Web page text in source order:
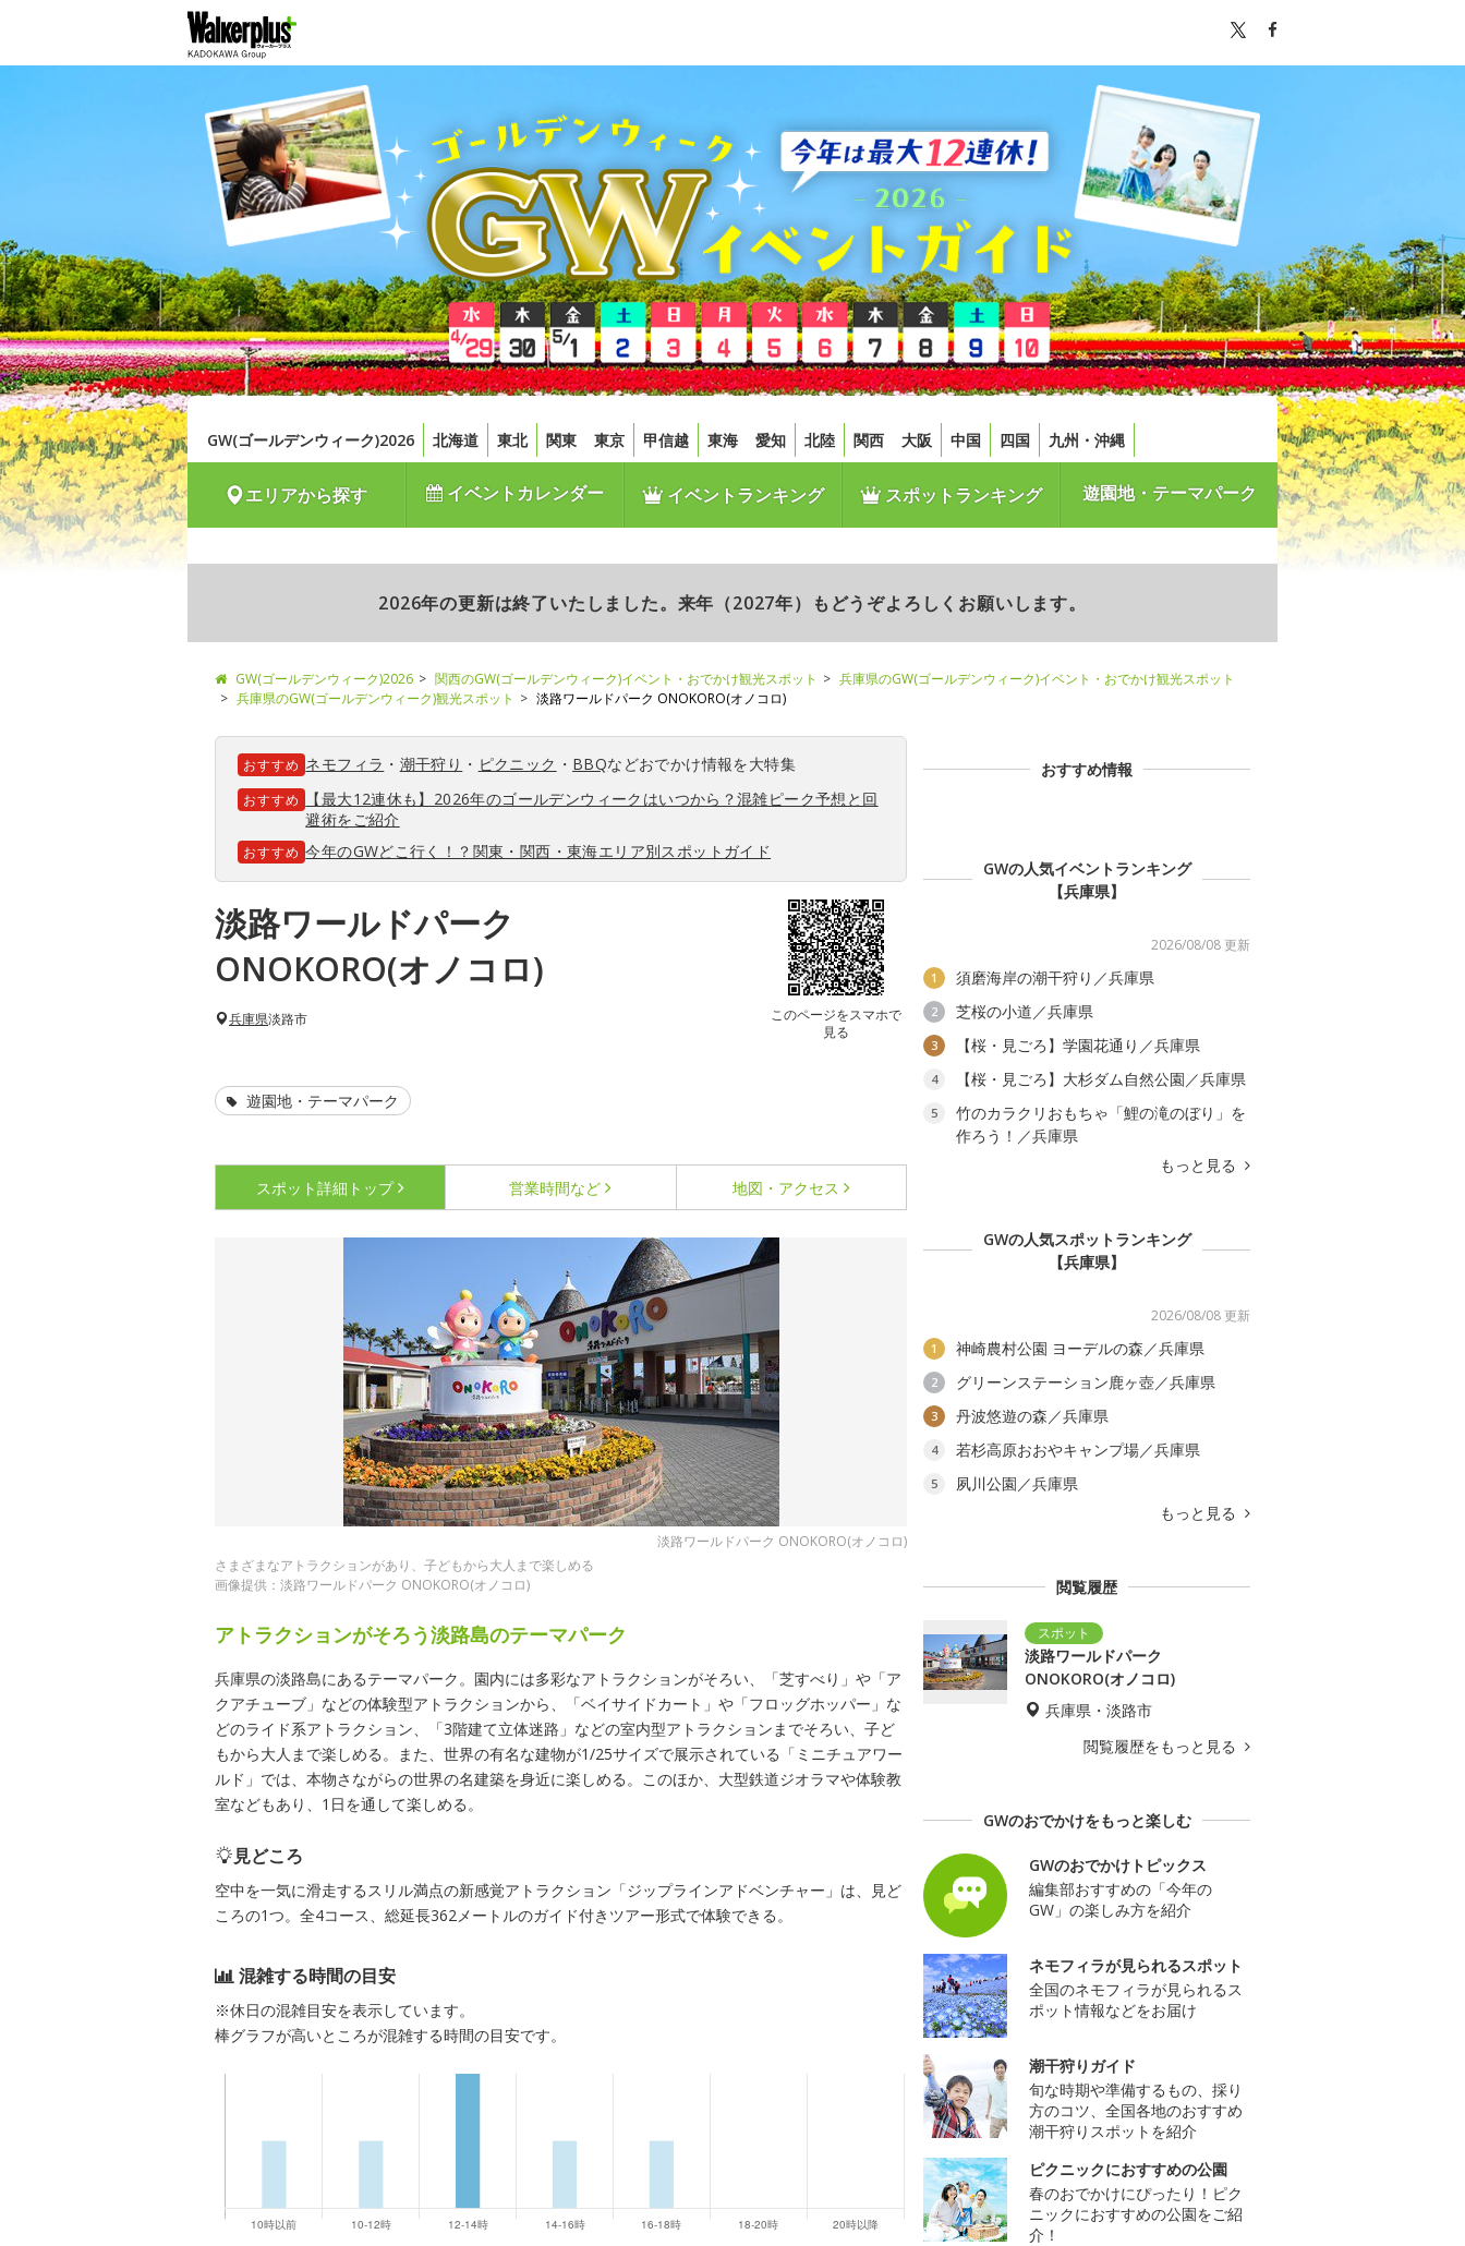
GW(ゴールデンウィーク)2026 北海道 東北 関東 東京 甲信越 東海 愛知 北陸 関西 大阪 中国 四国 九州・沖縄
エリアから探す イベントカレンダー イベントランキング スポットランキング 遊園地・テーマパーク
2026年の更新は終了いたしました。来年（2027年）もどうぞよろしくお願いします。
GW(ゴールデンウィーク)2026 関西のGW(ゴールデンウィーク)イベント・おでかけ観光スポット
兵庫県のGW(ゴールデンウィーク)イベント・おでかけ観光スポット
兵庫県のGW(ゴールデンウィーク)観光スポット
淡路ワールドパーク ONOKORO(オノコロ)
おすすめ ネモフィラ ・ 潮干狩り ・ ピクニック ・ BBQなどおでかけ情報を大特集
おすすめ
【最大12連休も】2026年のゴールデンウィークはいつから？混雑ピーク予想と回
避術をご紹介
おすすめ 今年のGWどこ行く！？関東・関西・東海エリア別スポットガイド
淡路ワールドパーク
ONOKORO(オノコロ)
このページをスマホで
見る
兵庫県淡路市
遊園地・テーマパーク
スポット詳細 トップ 営業時間など 地図・アクセス
淡路ワールドパーク ONOKORO(オノコロ)
さまざまなアトラクションがあり、子どもから大人まで楽しめる
画像提供：淡路ワールドパーク ONOKORO(オノコロ)
アトラクションがそろう淡路島のテーマパーク
兵庫県の淡路島にあるテーマパーク。園内には多彩なアトラクションがそろい、「芝すべり」や「ア
クアチューブ」などの体験型アトラクションから、「ベイサイドカート」や「フロッグホッパー」な
どのライド系アトラクション、「3階建て立体迷路」などの室内型アトラクションまでそろい、子ど
もから大人まで楽しめる。また、世界の有名な建物が1/25サイズで展示されている「ミニチュアワー
ルド」では、本物さながらの世界の名建築を身近に楽しめる。このほか、大型鉄道ジオラマや体験教
室などもあり、1日を通して楽しめる。
見どころ
空中を一気に滑走するスリル満点の新感覚アトラクション「ジップラインアドベンチャー」は、見ど
ころの1つ。全4コース、総延長362メートルのガイド付きツアー形式で体験できる。
混雑する時間の目安
※休日の混雑目安を表示しています。
棒グラフが高いところが混雑する時間の目安です。
おすすめ情報
GWの人気イベントランキング
【兵庫県】
2026/08/08 更新
1 須磨海岸の潮干狩り／兵庫県
2 芝桜の小道／兵庫県
3 【桜・見ごろ】学園花通り／兵庫県
4 【桜・見ごろ】大杉ダム自然公園／兵庫県
5
竹のカラクリおもちゃ「鯉の滝のぼり」を
作ろう！／兵庫県
もっと見る
GWの人気スポットランキング
【兵庫県】
2026/08/08 更新
1 神崎農村公園 ヨーデルの森／兵庫県
2 グリーンステーション鹿ヶ壺／兵庫県
3 丹波悠遊の森／兵庫県
4 若杉高原おおやキャンプ場／兵庫県
5
夙川公園／兵庫県
もっと見る
閲覧履歴
淡路ワールドパーク
ONOKORO(オノコロ)
兵庫県・淡路市
閲覧履歴をもっと見る
GWのおでかけをもっと楽しむ
GWのおでかけトピックス
編集部おすすめの「今年の
GW」の楽しみ方を紹介
ネモフィラが見られるスポット
全国のネモフィラが見られるス
ポット情報などをお届け
潮干狩りガイド
旬な時期や準備するもの、採り
方のコツ、全国各地のおすすめ
潮干狩りスポットを紹介
ピクニックにおすすめの公園
春のおでかけにぴったり！ピク
ニックにおすすめの公園をご紹
介！